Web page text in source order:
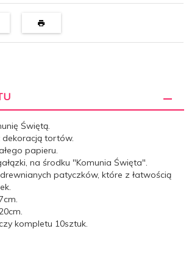
Świętą.
dekoracją tortów.
papieru.
na środku "Komunia Święta".
patyczków, które z łatwością
kompletu 10sztuk.